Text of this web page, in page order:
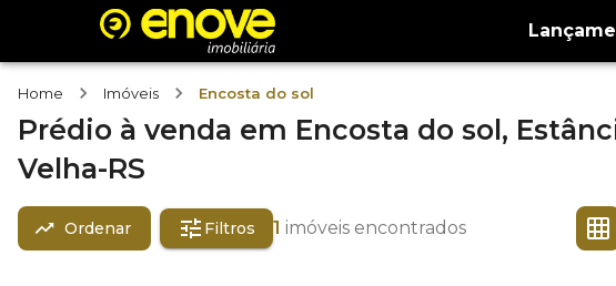
Home Imóveis Encosta do sol
Prédio à venda em Encosta do sol,
Velha-RS
Ordenar Filtros 1 imóveis encontrados